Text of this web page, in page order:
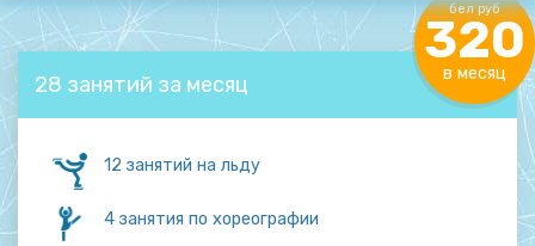
28 занятий за месяц
бел руб
320
в месяц
12 занятий на льду
4 занятия по хореографии